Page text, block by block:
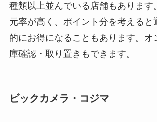
種類以上並んでいる店舗もあります
元率が高く、ポイント分を考えると
的にお得になることもあります。オ
庫確認・取り置きもできます。
ビックカメラ・コジマ